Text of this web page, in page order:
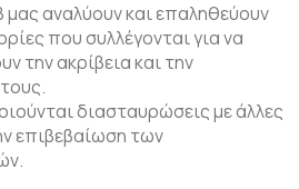
μας αναλύουν και επαληθεύουν
που συλλέγονται για να
την ακρίβεια και την
διασταυρώσεις με άλλες
επιβεβαίωση των